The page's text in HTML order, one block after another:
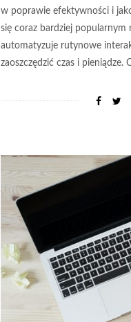
w poprawie efektywności i
się coraz bardziej popularnym
automatyzuje rutynowe
zaoszczędzić czas i pieniądze.